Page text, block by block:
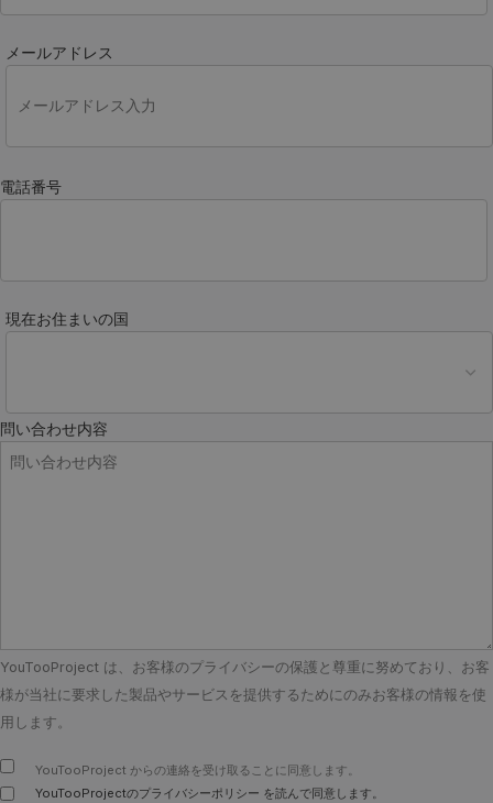
メールアドレス
電話番号
現在お住まいの国
問い合わせ内容
YouTooProject は、お客様のプライバシーの保護と尊重に努めており、お客
様が当社に要求した製品やサービスを提供するためにのみお客様の情報を使
用します。
YouTooProject からの連絡を受け取ることに同意します。
YouTooProjectのプライバシーポリシー を読んで同意します。